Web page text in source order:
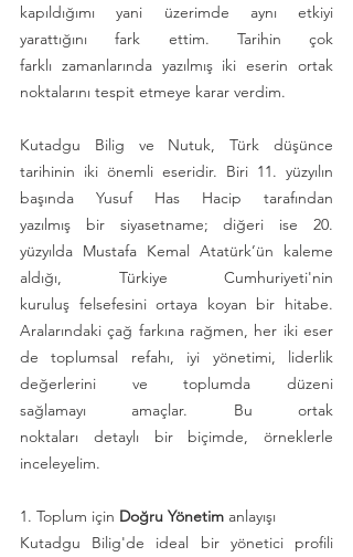
kapıldığımı yani üzerimde aynı etkiyi
yarattığını fark ettim. Tarihin çok
farklı zamanlarında yazılmış iki eserin ortak
noktalarını tespit etmeye karar verdim.
Kutadgu Bilig ve Nutuk, Türk düşünce
tarihinin iki önemli eseridir. Biri 11. yüzyılın
başında Yusuf Has Hacip tarafından
yazılmış bir siyasetname; diğeri ise 20.
yüzyılda Mustafa Kemal Atatürk’ün kaleme
aldığı, Türkiye Cumhuriyeti'nin
kuruluş felsefesini ortaya koyan bir hitabe.
Aralarındaki çağ farkına rağmen, her iki eser
de toplumsal refahı, iyi yönetimi, liderlik
değerlerini ve toplumda düzeni
sağlamayı amaçlar. Bu ortak
noktaları detaylı bir biçimde, örneklerle
inceleyelim.
1. Toplum için Doğru Yönetim anlayışı
Kutadgu Bilig'de ideal bir yönetici profili